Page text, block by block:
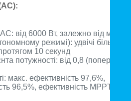
від 6000 Вт, залежно від моделі
режимі): удвічі більша
10 секунд
потужності: від 0,8 (попереду)
макс. ефективність 97,6%,
96,5%, ефективність MPPT